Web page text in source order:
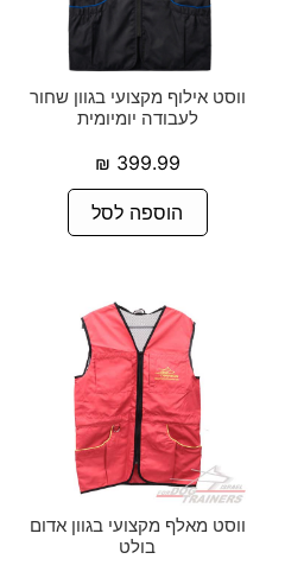
ווסט אילוף מקצועי בגוון שחור
לעבודה יומיומית
399.99
₪
הוספה לסל
ווסט מאלף מקצועי בגוון אדום
בולט